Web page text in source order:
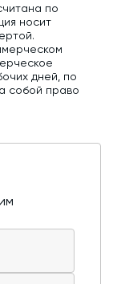
по
носит
дней, по
собой право